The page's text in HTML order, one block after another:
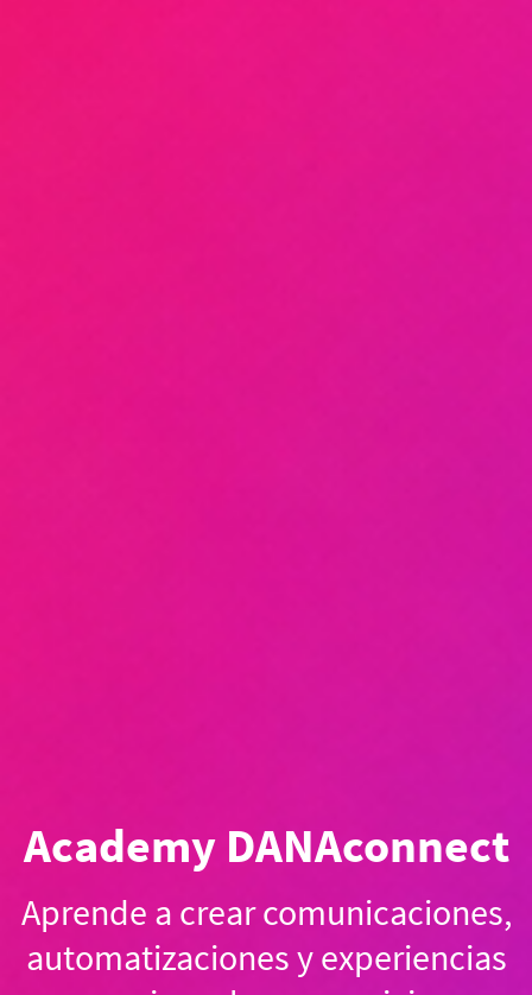
Academy DANAconnect
Aprende a crear comunicaciones,
automatizaciones y experiencias